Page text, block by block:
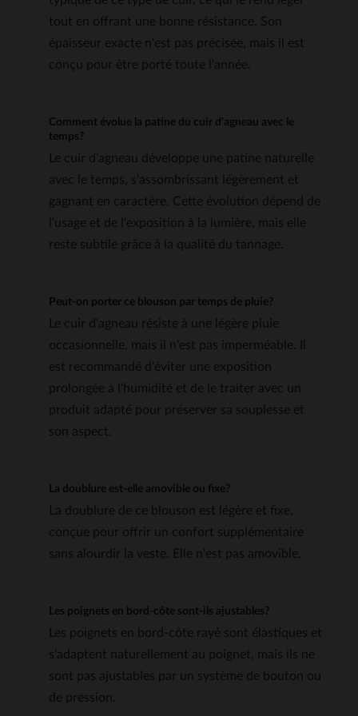
tout en offrant une bonne résistance. Son
épaisseur exacte n'est pas précisée, mais il est
conçu pour être porté toute l'année.
Comment évolue la patine du cuir d'agneau avec le
temps?
Le cuir d'agneau développe une patine naturelle
avec le temps, s'assombrissant légèrement et
gagnant en caractère. Cette évolution dépend de
l'usage et de l'exposition à la lumière, mais elle
reste subtile grâce à la qualité du tannage.
Peut-on porter ce blouson par temps de pluie?
Le cuir d'agneau résiste à une légère pluie
occasionnelle, mais il n'est pas imperméable. Il
est recommandé d'éviter une exposition
prolongée à l'humidité et de le traiter avec un
produit adapté pour préserver sa souplesse et
son aspect.
La doublure est-elle amovible ou fixe?
La doublure de ce blouson est légère et fixe,
conçue pour offrir un confort supplémentaire
sans alourdir la veste. Elle n'est pas amovible.
Les poignets en bord-côte sont-ils ajustables?
Les poignets en bord-côte rayé sont élastiques et
s'adaptent naturellement au poignet, mais ils ne
sont pas ajustables par un système de bouton ou
de pression.